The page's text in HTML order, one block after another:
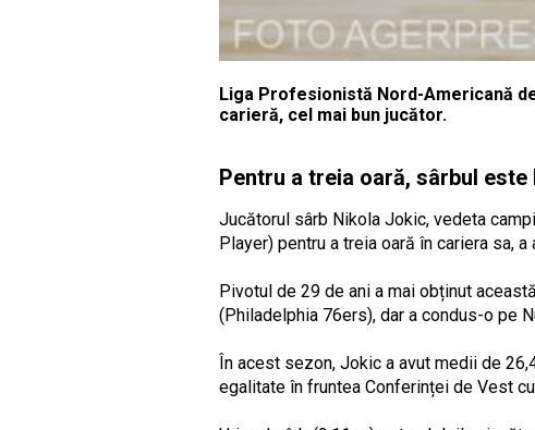
Liga Profesionistă Nord-Americană
carieră, cel mai bun jucător.
Pentru a treia oară, sârbul este
Jucătorul sârb Nikola Jokic, vedeta
Player) pentru a treia oară în cariera sa,
Pivotul de 29 de ani a mai obținut
(Philadelphia 76ers), dar a condus-o pe
În acest sezon, Jokic a avut medii de
egalitate în fruntea Conferinței de Vest